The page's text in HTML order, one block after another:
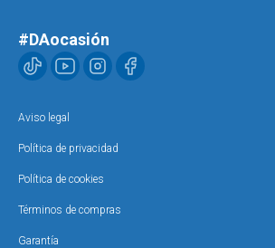
#DAocasión
Aviso legal
Política de privacidad
Política de cookies
Términos de compras
Garantía